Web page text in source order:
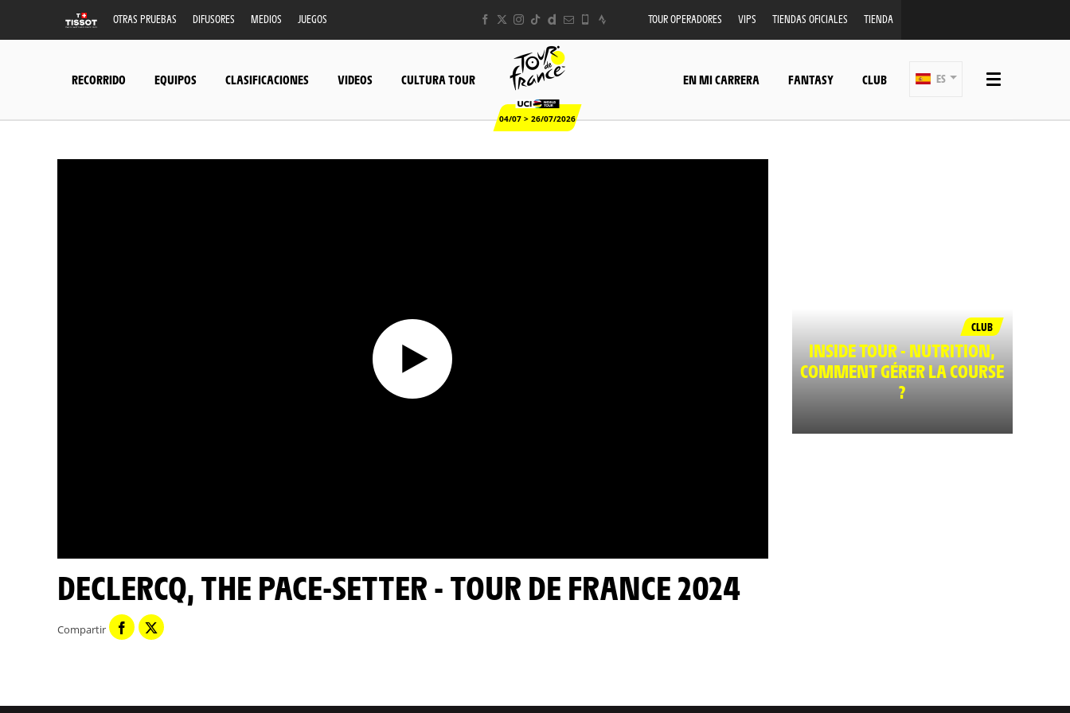
OTRAS PRUEBAS DIFUSORES MEDIOS JUEGOS TOUR OPERADORES VIPS TIENDAS OFICIALES TIENDA
RECORRIDO EQUIPOS CLASIFICACIONES VIDEOS CULTURA TOUR
04/07 > 26/07/2026
EN MI CARRERA FANTASY CLUB ES
DECLERCQ, THE PACE-SETTER - TOUR DE FRANCE 2024
Compartir
CLUB
INSIDE TOUR - NUTRITION,
COMMENT GÉRER LA COURSE
?